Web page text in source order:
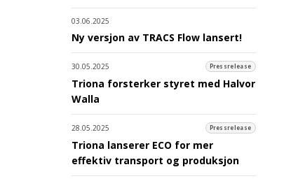
03.06.2025
Ny versjon av TRACS Flow lansert!
30.05.2025 Pressrelease
Triona forsterker styret med Halvor
Walla
28.05.2025 Pressrelease
Triona lanserer ECO for mer
effektiv transport og produksjon